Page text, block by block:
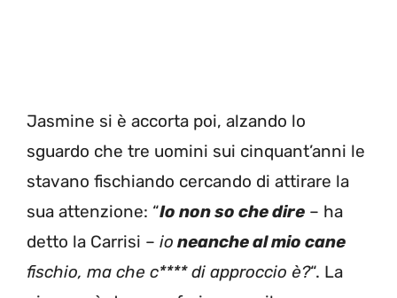
Jasmine si è accorta poi, alzando lo
sguardo che tre uomini sui cinquant’anni le
stavano fischiando cercando di attirare la
sua attenzione: “Io non so che dire – ha
detto la Carrisi – io neanche al mio cane
fischio, ma che c**** di approccio è?“. La